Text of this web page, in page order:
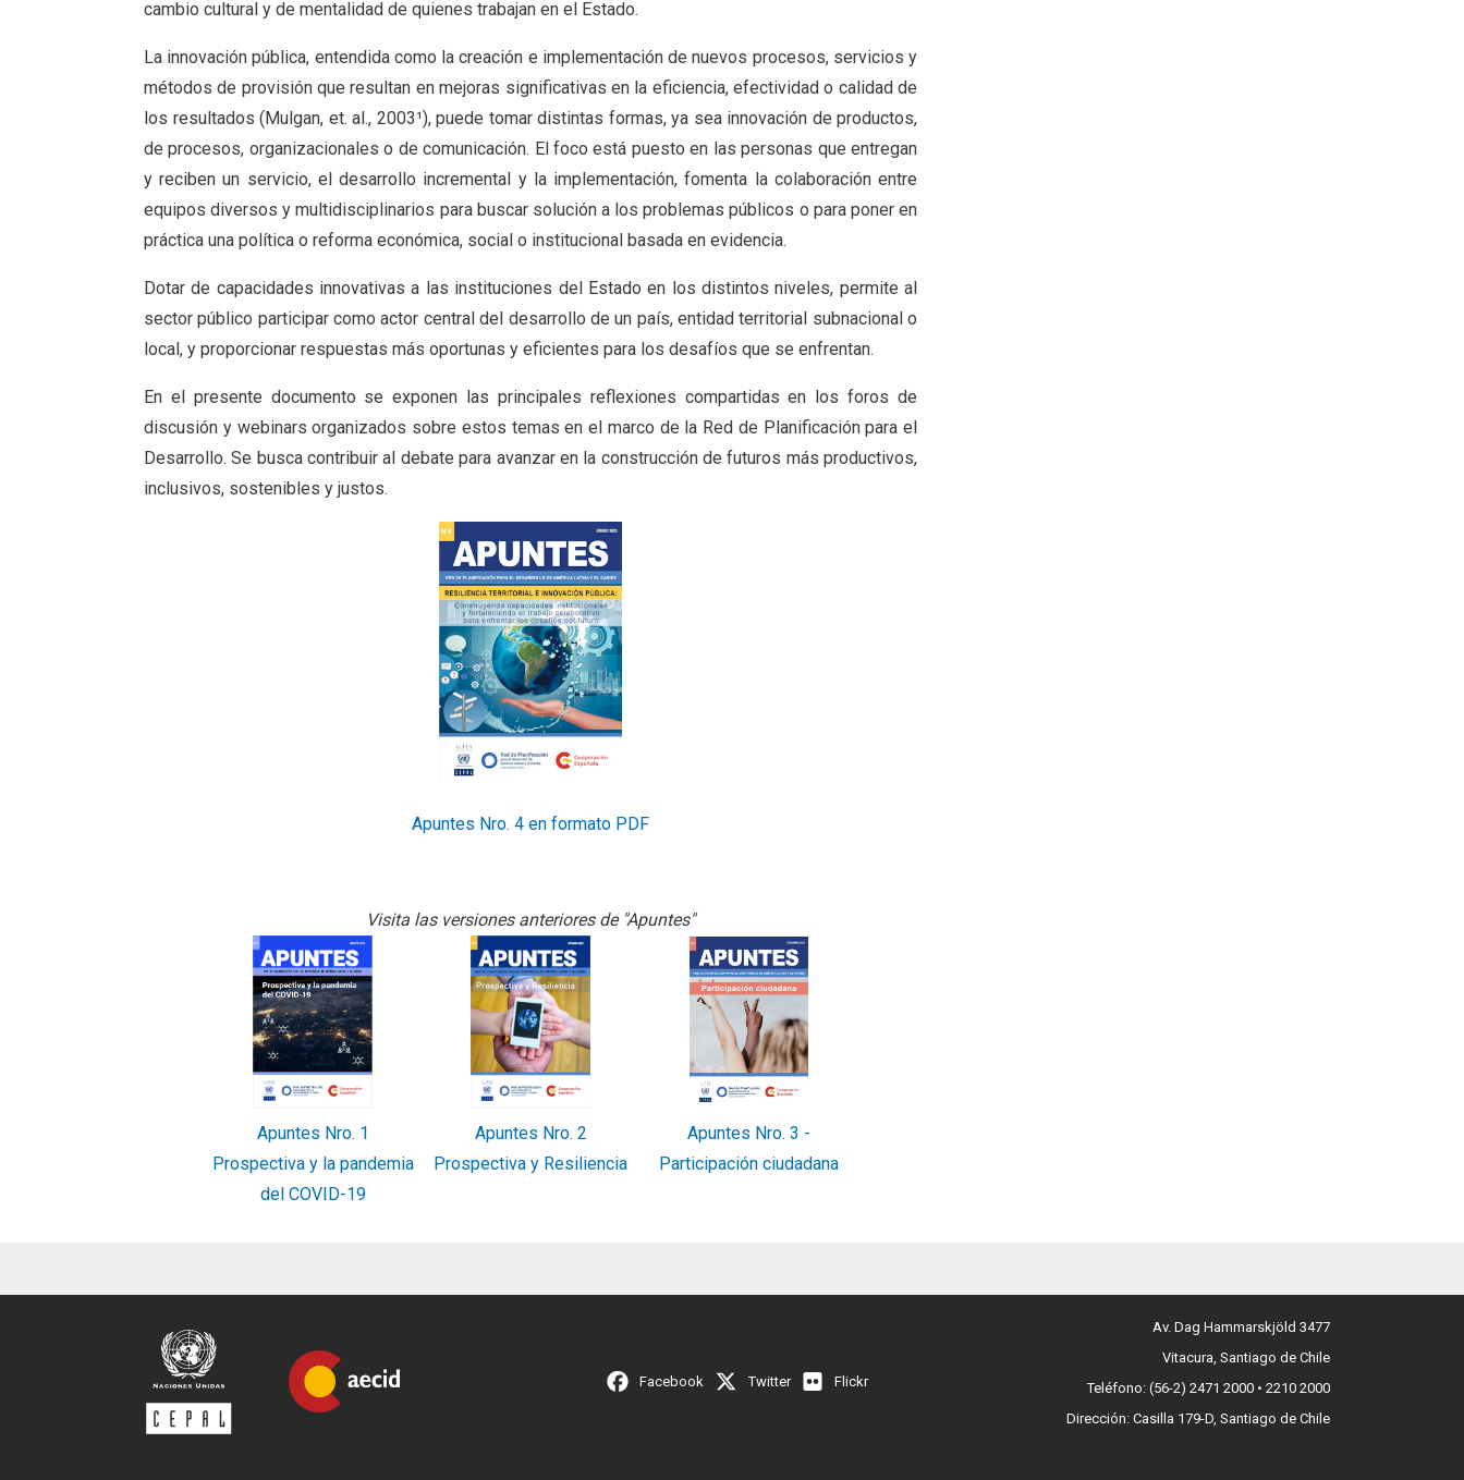
cambio cultural y de mentalidad de quienes trabajan en el Estado.
La innovación pública, entendida como la creación e implementación de nuevos procesos, servicios y
métodos de provisión que resultan en mejoras significativas en la eficiencia, efectividad o calidad de
los resultados (Mulgan, et. al., 2003¹), puede tomar distintas formas, ya sea innovación de productos,
de procesos, organizacionales o de comunicación. El foco está puesto en las personas que entregan
y reciben un servicio, el desarrollo incremental y la implementación, fomenta la colaboración entre
equipos diversos y multidisciplinarios para buscar solución a los problemas públicos o para poner en
práctica una política o reforma económica, social o institucional basada en evidencia.
Dotar de capacidades innovativas a las instituciones del Estado en los distintos niveles, permite al
sector público participar como actor central del desarrollo de un país, entidad territorial subnacional o
local, y proporcionar respuestas más oportunas y eficientes para los desafíos que se enfrentan.
En el presente documento se exponen las principales reflexiones compartidas en los foros de
discusión y webinars organizados sobre estos temas en el marco de la Red de Planificación para el
Desarrollo. Se busca contribuir al debate para avanzar en la construcción de futuros más productivos,
inclusivos, sostenibles y justos.
Apuntes Nro. 4 en formato PDF
Visita las versiones anteriores de "Apuntes"
Apuntes Nro. 1
Prospectiva y la pandemia
del COVID-19
Apuntes Nro. 2
Prospectiva y Resiliencia
Apuntes Nro. 3 -
Participación ciudadana
Facebook Twitter Flickr
Av. Dag Hammarskjöld 3477
Vitacura, Santiago de Chile
Teléfono: (56-2) 2471 2000 • 2210 2000
Dirección: Casilla 179-D, Santiago de Chile